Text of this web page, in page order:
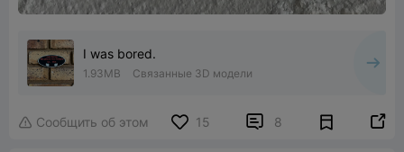
I was bored.
1.93MB Связанные 3D модели
 Сообщить об этом 15  8 